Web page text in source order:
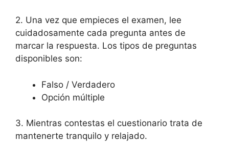
2. Una vez que empieces el examen, lee
cuidadosamente cada pregunta antes de
marcar la respuesta. Los tipos de preguntas
disponibles son:
Falso / Verdadero
Opción múltiple
3. Mientras contestas el cuestionario trata de
mantenerte tranquilo y relajado.